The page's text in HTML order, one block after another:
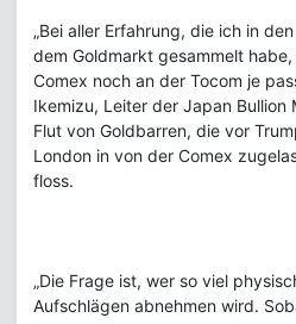
„Bei aller Erfahrung, die ich in
dem Goldmarkt gesammelt
Comex noch an der Tocom je
Ikemizu, Leiter der Japan Bullion
Flut von Goldbarren, die vor
London in von der Comex
floss.
„Die Frage ist, wer so viel
Aufschlägen abnehmen wird.